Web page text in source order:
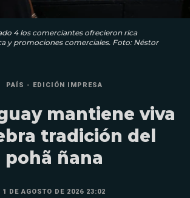
4 los comerciantes ofrecieron rica
y promociones comerciales. Foto: Néstor
PAÍS - EDICIÓN IMPRESA
mantiene viva
tradición del
pohã ñana
1 DE AGOSTO DE 2026 23:02